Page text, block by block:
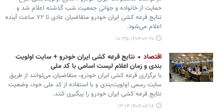
حمایت از خانواده و جوانی جمعیت شب گذشته اعلام شد و
نتایج قرعه کشی ایران خودرو متقاضیان عادی تا ۷۲ ساعت آینده
اعلام می‌شود.
۱۴۰۴-۰۷-۲۰ ۱۰:۳۵
اقتصاد
نتایج قرعه کشی ایران خودرو + سایت اولویت
بندی و زمان اعلام لیست اسامی با کد ملی
با برگزاری قرعه کشی ایران خودرو، متقاضیان می‌توانند از طریق
سایت رسمی اولویت‌بندی و با استفاده از کد ملی خود، وضعیت
نتایج قرعه کشی ایران خودرو را پیگیری کنند.
۱۴۰۴-۰۷-۱۶ ۱۳:۱۴